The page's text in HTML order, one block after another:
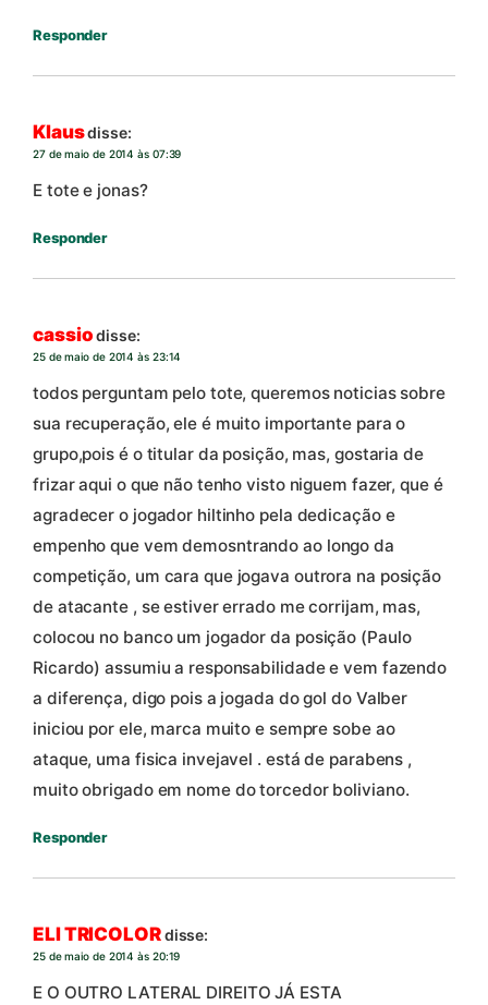
Responder
Klausdisse:
27 de maio de 2014 às 07:39
E tote e jonas?
Responder
cassiodisse:
25 de maio de 2014 às 23:14
todos perguntam pelo tote, queremos noticias sobre
sua recuperação, ele é muito importante para o
grupo,pois é o titular da posição, mas, gostaria de
frizar aqui o que não tenho visto niguem fazer, que é
agradecer o jogador hiltinho pela dedicação e
empenho que vem demosntrando ao longo da
competição, um cara que jogava outrora na posição
de atacante , se estiver errado me corrijam, mas,
colocou no banco um jogador da posição (Paulo
Ricardo) assumiu a responsabilidade e vem fazendo
a diferença, digo pois a jogada do gol do Valber
iniciou por ele, marca muito e sempre sobe ao
ataque, uma fisica invejavel . está de parabens ,
muito obrigado em nome do torcedor boliviano.
Responder
ELI TRICOLORdisse:
25 de maio de 2014 às 20:19
E O OUTRO LATERAL DIREITO JÁ ESTA